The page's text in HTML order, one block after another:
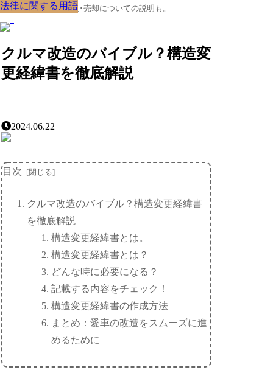
クルマの大辞典、購入･売却についての説明も。
クルマ改造のバイブル？構造変
更経緯書を徹底解説
法律に関する用語
2024.06.22
目次
クルマ改造のバイブル？構造変更経緯書
を徹底解説
構造変更経緯書とは。
構造変更経緯書とは？
どんな時に必要になる？
記載する内容をチェック！
構造変更経緯書の作成方法
まとめ：愛車の改造をスムーズに進
めるために
法律に関する用語
法律に関する用語
法律に関する用語
法律に関する用語
法律に関する用語
法律に関する用語
法律に関する用語
法律に関する用語